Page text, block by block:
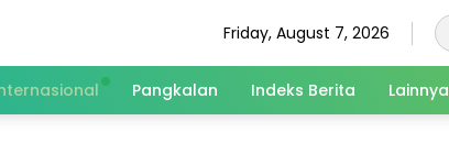
Friday, August 7, 2026
Pangkalan Indeks Berita Lainnya